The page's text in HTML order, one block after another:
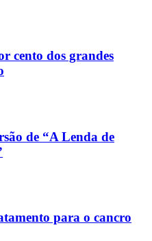
cento dos grandes
de “A Lenda de
para o cancro